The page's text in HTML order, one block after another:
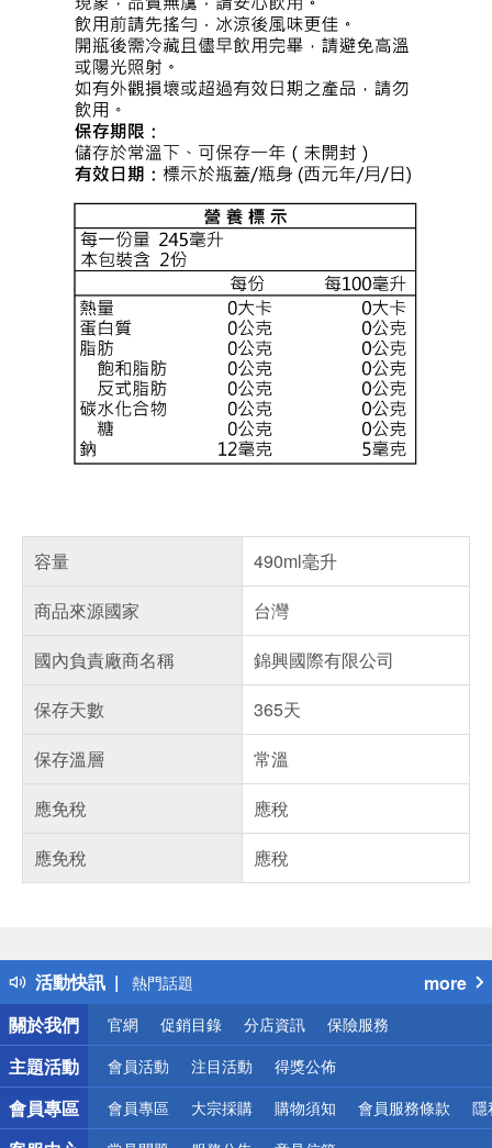
容量
490ml毫升
商品來源國家
台灣
國內負責廠商名稱
錦興國際有限公司
保存天數
365天
保存溫層
常溫
應免稅
應稅
應免稅
應稅
活動快訊
得獎公告
熱門話題
銀行優惠
偏遠地區配送
詐騙網頁！請小心！
more
關於我們
官網 促銷目錄 分店資訊 保險服務
主題活動 會員活動 注目活動 得獎公佈
會員專區 會員專區 大宗採購 購物須知 會員服務條款 隱